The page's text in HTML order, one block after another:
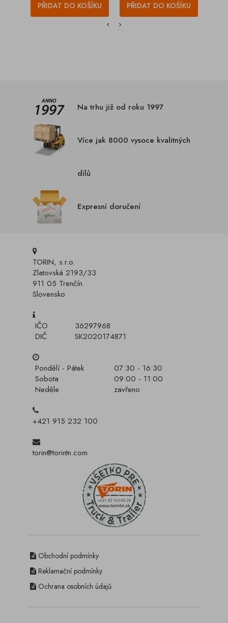
PŘIDAT DO KOŠÍKU PŘIDAT DO KOŠÍKU
Na trhu již od roku 1997
Více jak 8000 vysoce kvalitných
dílů
Expresní doručení
TORIN, s.r.o.
Zlatovská 2193/33
911 05 Trenčín
Slovensko
IČO
36297968
DIČ
SK2020174871
Pondělí - Pátek
07:30 - 16:30
Sobota
09:00 - 11:00
Neděle
zavřeno
+421 915 232 100
torin@torintn.com
Obchodní podmínky
Reklamační podmínky
Ochrana osobních údajů